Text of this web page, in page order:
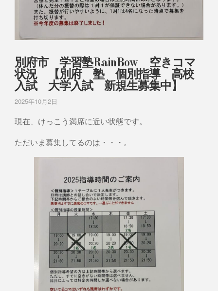
別府市 学習塾RainBow 空きコマ
状況 【別府 塾 個別指導 高校
入試 大学入試 新規生募集中】
2025年10月2日
現在、けっこう満席に近い状態です。
ただいま募集してるのは・・・。